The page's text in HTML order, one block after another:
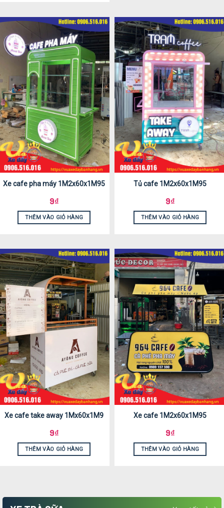
Xe cafe pha máy 1M2x60x1M95
9₫
THÊM VÀO GIỎ HÀNG
Tủ cafe 1M2x60x1M95
9₫
THÊM VÀO GIỎ HÀNG
Xe cafe take away 1Mx60x1M9
9₫
THÊM VÀO GIỎ HÀNG
Xe cafe 1M2x60x1M95
9₫
THÊM VÀO GIỎ HÀNG